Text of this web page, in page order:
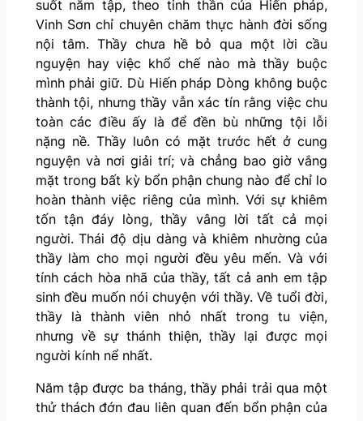
suốt năm tập, theo tinh thần của Hiến pháp,
Vinh Sơn chỉ chuyên chăm thực hành đời sống
nội tâm. Thầy chưa hề bỏ qua một lời cầu
nguyện hay việc khổ chế nào mà thầy buộc
mình phải giữ. Dù Hiến pháp Dòng không buộc
thành tội, nhưng thầy vẫn xác tín rằng việc chu
toàn các điều ấy là để đền bù những tội lỗi
nặng nề. Thầy luôn có mặt trước hết ở cung
nguyện và nơi giải trí; và chẳng bao giờ vắng
mặt trong bất kỳ bổn phận chung nào để chỉ lo
hoàn thành việc riêng của mình. Với sự khiêm
tốn tận đáy lòng, thầy vâng lời tất cả mọi
người. Thái độ dịu dàng và khiêm nhường của
thầy làm cho mọi người đều yêu mến. Và với
tính cách hòa nhã của thầy, tất cả anh em tập
sinh đều muốn nói chuyện với thầy. Về tuổi đời,
thầy là thành viên nhỏ nhất trong tu viện,
nhưng về sự thánh thiện, thầy lại được mọi
người kính nể nhất.
Năm tập được ba tháng, thầy phải trải qua một
thử thách đớn đau liên quan đến bổn phận của